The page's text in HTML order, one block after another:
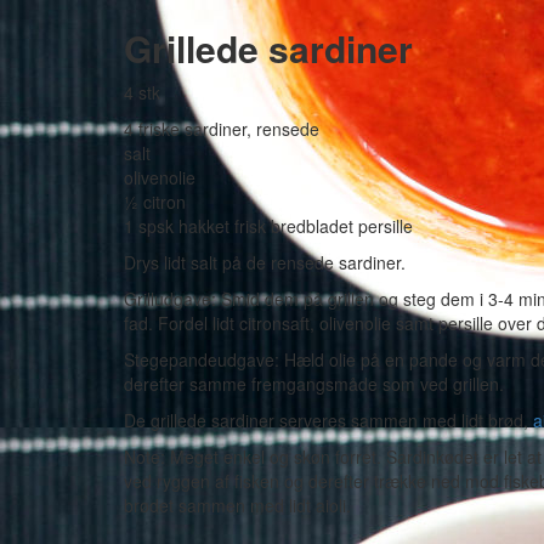
Grillede sardiner
4 stk
4 friske sardiner, rensede
salt
olivenolie
½ citron
1 spsk hakket frisk bredbladet persille
Drys lidt salt på de rensede sardiner.
Grilludgave: Smid dem på grillen og steg dem i 3-4
fad. Fordel lidt citronsaft, olivenolie samt persille over
Stegepandeudgave: Hæld olie på en pande og varm
derefter samme fremgangsmåde som ved grillen.
De grillede sardiner serveres sammen med lidt brød,
Note: Meget enkel og skøn forret. Sardinkødet er let
ved ryggen af fisken og derefter trække ned mod
brødet sammen med lidt aioli.